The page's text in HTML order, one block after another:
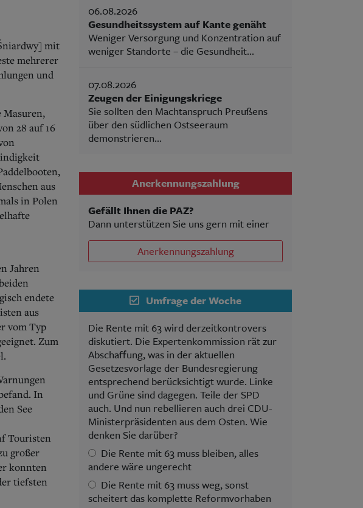
mit
mehrerer
und
Masuren,
28 auf 16
aus
in Polen
Jahren
endete
aus
vom Typ
Zum
In
See
Touristen
großer
konnten
tiefsten
06.08.2026
Gesundheitssystem auf Kante genäht
Weniger Versorgung und Konzentration auf
weniger Standorte – die Gesundheit...
07.08.2026
Zeugen der Einigungskriege
Sie sollten den Machtanspruch Preußens
über den südlichen Ostseeraum
demonstrieren...
Anerkennungszahlung
Gefällt Ihnen die PAZ?
Dann unterstützen Sie uns gern mit einer
Anerkennungszahlung
Umfrage der Woche
Die Rente mit 63 wird derzeitkontrovers
diskutiert. Die Expertenkommission rät zur
Abschaffung, was in der aktuellen
Gesetzesvorlage der Bundesregierung
entsprechend berücksichtigt wurde. Linke
und Grüne sind dagegen. Teile der SPD
auch. Und nun rebellieren auch drei CDU-
Ministerpräsidenten aus dem Osten. Wie
denken Sie darüber?
Die Rente mit 63 muss bleiben, alles
andere wäre ungerecht
Die Rente mit 63 muss weg, sonst
scheitert das komplette Reformvorhaben